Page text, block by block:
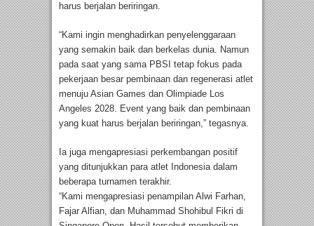
harus berjalan beriringan.
“Kami ingin menghadirkan penyelenggaraan
yang semakin baik dan berkelas dunia. Namun
pada saat yang sama PBSI tetap fokus pada
pekerjaan besar pembinaan dan regenerasi atlet
menuju Asian Games dan Olimpiade Los
Angeles 2028. Event yang baik dan pembinaan
yang kuat harus berjalan beriringan,” tegasnya.
Ia juga mengapresiasi perkembangan positif
yang ditunjukkan para atlet Indonesia dalam
beberapa turnamen terakhir.
“Kami mengapresiasi penampilan Alwi Farhan,
Fajar Alfian, dan Muhammad Shohibul Fikri di